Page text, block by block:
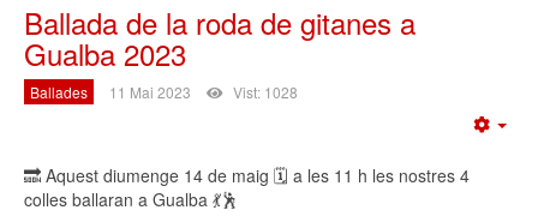
Ballada de la roda de gitanes a
Gualba 2023
Ballades 11 Mai 2023 Vist: 1028
🔜 Aquest diumenge 14 de maig 🗓️ a les 11 h les nostres 4
colles ballaran a Gualba 💃🕺